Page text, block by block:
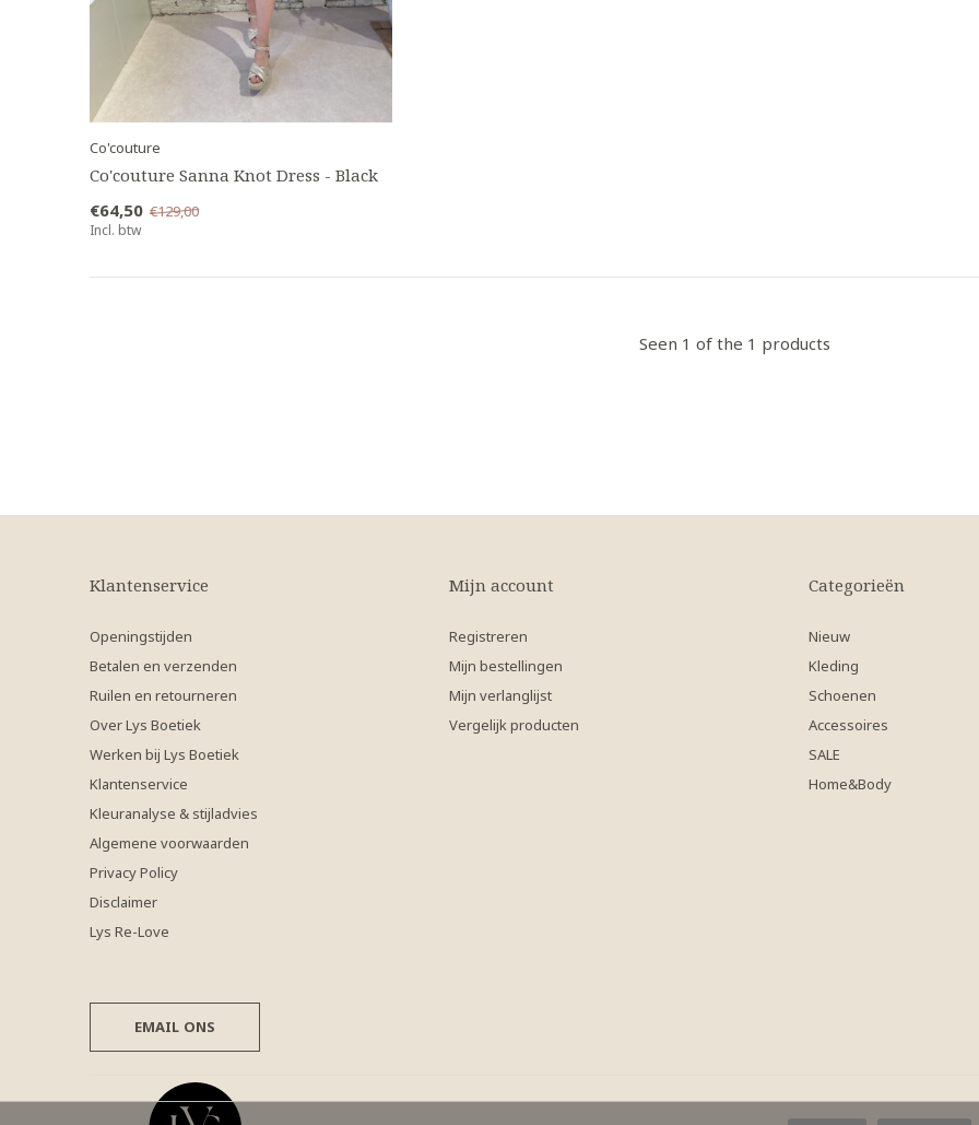
Co'couture
Co'couture Sanna Knot Dress - Black
€64,50 €129,00
Incl. btw
Seen 1 of the 1 products
Klantenservice
Openingstijden
Betalen en verzenden
Ruilen en retourneren
Over Lys Boetiek
Werken bij Lys Boetiek
Klantenservice
Kleuranalyse & stijladvies
Algemene voorwaarden
Privacy Policy
Disclaimer
Lys Re-Love
Mijn account
Registreren
Mijn bestellingen
Mijn verlanglijst
Vergelijk producten
Categorieën
Nieuw
Kleding
Schoenen
Accessoires
SALE
Home&Body
EMAIL ONS